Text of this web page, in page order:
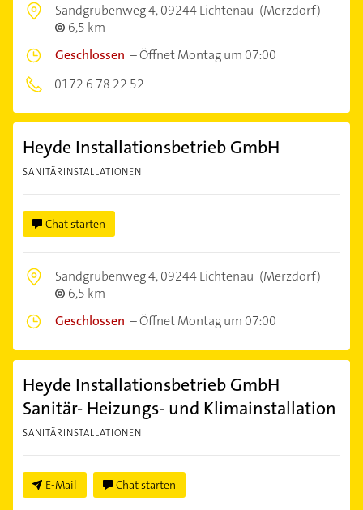
Sandgrubenweg 4,09244 Lichtenau (Merzdorf)
6,5 km
Geschlossen –Öffnet Montag um 07:00
0172 6 78 22 52
Heyde Installationsbetrieb GmbH
SANITÄRINSTALLATIONEN
Chat starten
Sandgrubenweg 4,09244 Lichtenau (Merzdorf)
6,5 km
Geschlossen –Öffnet Montag um 07:00
Heyde Installationsbetrieb GmbH
Sanitär- Heizungs- und Klimainstallation
SANITÄRINSTALLATIONEN
E-Mail Chat starten